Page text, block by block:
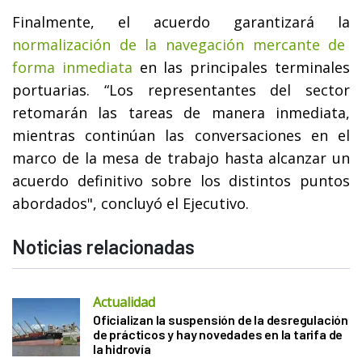
Finalmente, el acuerdo garantizará la
normalización de la navegación mercante de
forma inmediata en las principales terminales
portuarias. “Los representantes del sector
retomarán las tareas de manera inmediata,
mientras continúan las conversaciones en el
marco de la mesa de trabajo hasta alcanzar un
acuerdo definitivo sobre los distintos puntos
abordados", concluyó el Ejecutivo.
Noticias relacionadas
Actualidad
Oficializan la suspensión de la desregulación
de prácticos y hay novedades en la tarifa de
la hidrovía